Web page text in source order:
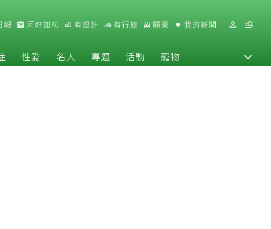
報 河好如初 有設計 有行旅 願景 我的新聞
性愛 名人 專題 活動 寵物